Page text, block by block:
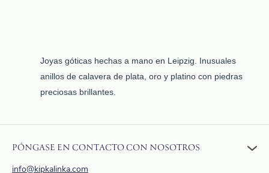
Joyas góticas hechas a mano en Leipzig. Inusuales
anillos de calavera de plata, oro y platino con piedras
preciosas brillantes.
PÓNGASE EN CONTACTO CON NOSOTROS
info@kipkalinka.com